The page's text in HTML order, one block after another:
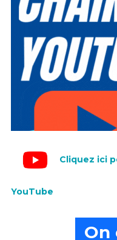
Cliquez ici
YouTube
On